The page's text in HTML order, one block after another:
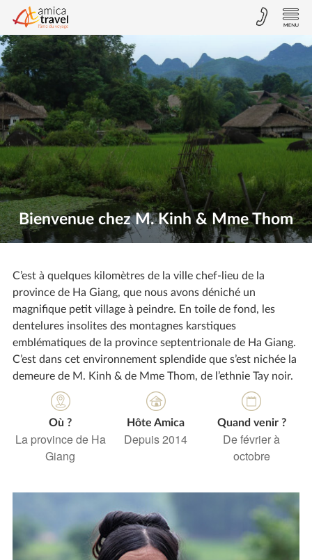
Bienvenue chez M. Kinh & Mme Thom
C’est à quelques kilomètres de la ville chef-lieu de la
province de Ha Giang, que nous avons déniché un
magnifique petit village à peindre. En toile de fond, les
dentelures insolites des montagnes karstiques
emblématiques de la province septentrionale de Ha Giang.
C’est dans cet environnement splendide que s’est nichée la
demeure de M. Kinh & de Mme Thom, de l’ethnie Tay noir.
Où ?
La province de Ha
Giang
Hôte Amica
Depuis 2014
Quand venir ?
De février à
octobre